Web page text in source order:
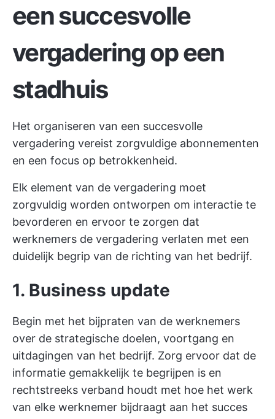
een succesvolle
vergadering op een
stadhuis
Het organiseren van een succesvolle
vergadering vereist zorgvuldige abonnementen
en een focus op betrokkenheid.
Elk element van de vergadering moet
zorgvuldig worden ontworpen om interactie te
bevorderen en ervoor te zorgen dat
werknemers de vergadering verlaten met een
duidelijk begrip van de richting van het bedrijf.
1. Business update
Begin met het bijpraten van de werknemers
over de strategische doelen, voortgang en
uitdagingen van het bedrijf. Zorg ervoor dat de
informatie gemakkelijk te begrijpen is en
rechtstreeks verband houdt met hoe het werk
van elke werknemer bijdraagt aan het succes